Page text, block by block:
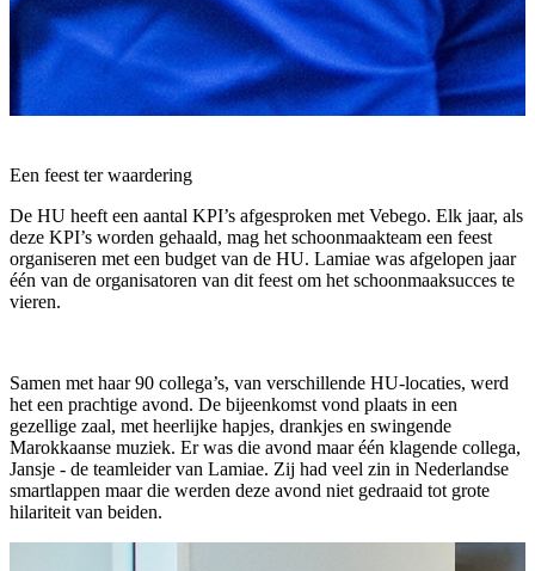
Een feest ter waardering
De HU heeft een aantal KPI’s afgesproken met Vebego. Elk jaar, als
deze KPI’s worden gehaald, mag het schoonmaakteam een feest
organiseren met een budget van de HU. Lamiae was afgelopen jaar
één van de organisatoren van dit feest om het schoonmaaksucces te
vieren.
Samen met haar 90 collega’s, van verschillende HU-locaties, werd
het een prachtige avond. De bijeenkomst vond plaats in een
gezellige zaal, met heerlijke hapjes, drankjes en swingende
Marokkaanse muziek. Er was die avond maar één klagende collega,
Jansje - de teamleider van Lamiae. Zij had veel zin in Nederlandse
smartlappen maar die werden deze avond niet gedraaid tot grote
hilariteit van beiden.